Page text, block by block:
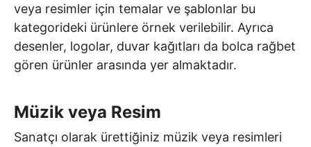
veya resimler için temalar ve şablonlar bu
kategorideki ürünlere örnek verilebilir. Ayrıca
desenler, logolar, duvar kağıtları da bolca rağbet
gören ürünler arasında yer almaktadır.
Müzik veya Resim
Sanatçı olarak ürettiğiniz müzik veya resimleri